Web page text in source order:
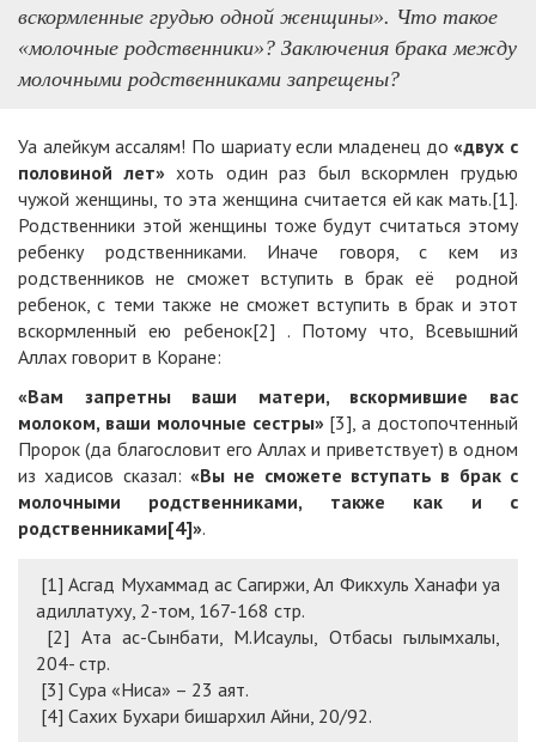
вскормленные грудью одной женщины». Что такое
«молочные родственники»? Заключения брака между
молочными родственниками запрещены?
Уа алейкум ассалям! По шариату если младенец до«двух с
половиной лет»хоть один раз был вскормлен грудью
чужой женщины, то эта женщина считается ей как мать.[1].
Родственники этой женщины тоже будут считаться этому
ребенку родственниками. Иначе говоря, с кем из
родственников не сможет вступить в брак её родной
ребенок, с теми также не сможет вступить в брак и этот
вскормленный ею ребенок[2] . Потому что, Всевышний
Аллах говорит в Коране:
«Вам запретны ваши матери, вскормившие вас
молоком, ваши молочные сестры»[3], а достопочтенный
Пророк (да благословит его Аллах и приветствует) в одном
из хадисов сказал: «Вы не сможете вступать в брак с
молочными родственниками, также как и с
родственниками[4]».
[1] Асгад Мухаммад ас Сагиржи, Ал Фикхуль Ханафи уа
адиллатуху, 2-том, 167-168 стр.
[2] Ата ас-Сынбати, М.Исаулы, Отбасы гылымхалы,
204- стр.
[3] Сура «Ниса» – 23 аят.
[4] Сахих Бухари бишархил Айни, 20/92.